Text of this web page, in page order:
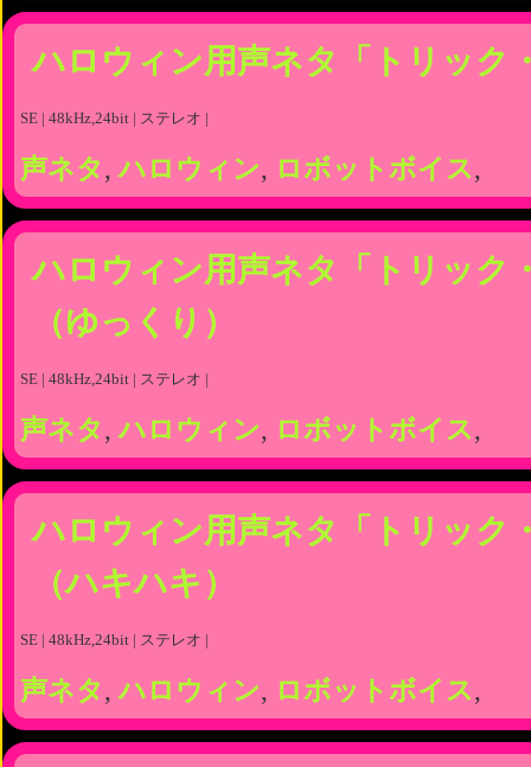
ハロウィン用声ネタ「トリック
SE | 48kHz,24bit | ステレオ |
声ネタ ,ハロウィン, ロボットボイス,
ハロウィン用声ネタ「トリック
（ゆっくり）
SE | 48kHz,24bit | ステレオ |
声ネタ ,ハロウィン, ロボットボイス,
ハロウィン用声ネタ「トリック
（ハキハキ）
SE | 48kHz,24bit | ステレオ |
声ネタ ,ハロウィン, ロボットボイス,